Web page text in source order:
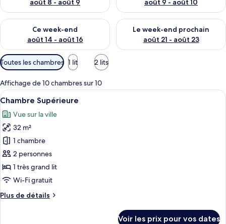
Ce week-end
août 14 - août 16
Vérifier la disponibilité pour ce week-end août 14 - août 16
Le week-end prochain
août 21 - août 23
Vérifier la disponibilité pour
Filtres
disponibles
pour
les
chambres
Toutes les chambres 1 lit 2 lits
Affichage de 10 chambres sur 10
Afficher
toutes
les
photos
pour
ce
type
de
chambre :
Chambre
Une chambre d’hôtel comprenant
4
Chambre Supérieure
Vue sur la ville
32 m²
1 chambre
2 personnes
1 très grand lit
Wi-Fi gratuit
Plus de détails
Plus
Voir les prix pour vos dates